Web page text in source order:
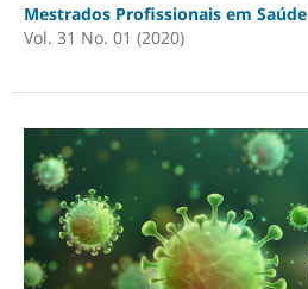
Mestrados Profissionais em Saúde
Vol. 31 No. 01 (2020)